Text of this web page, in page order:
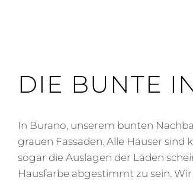
DIE BUNTE
In Burano, unserem bunten
grauen Fassaden. Alle Häuser
sogar die Auslagen der Läden
Hausfarbe abgestimmt zu sein.